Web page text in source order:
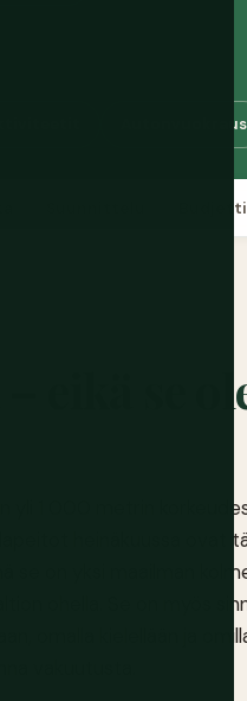
Autonvuokraus
Budjetti
eikä se
yli 1 000 metrin
heinäkuussa ovat
se on yksi maailman
ohella. Se on myös
omalla kielellään ja
vakuutusta.